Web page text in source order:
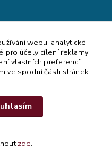
webu, analytické
pro účely cílení reklamy
vlastních preferencí
ve spodní části stránek.
zde.